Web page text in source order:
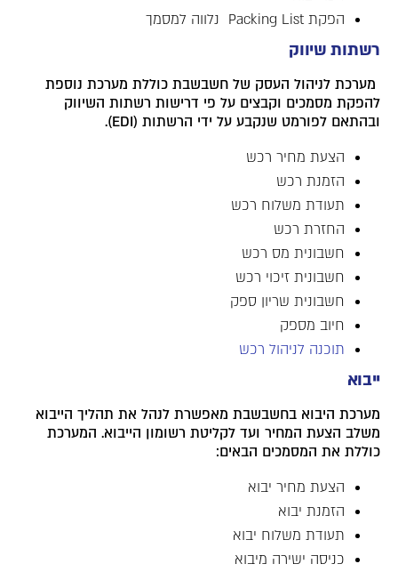
הפקת Packing List נלווה למסמך
רשתות שיווק
מערכת לניהול העסק של חשבשבת כוללת מערכת נוספת
להפקת מסמכים וקבצים על פי דרישות רשתות השיווק
ובהתאם לפורמט שנקבע על ידי הרשתות (EDI).
הצעת מחיר רכש
הזמנת רכש
תעודת משלוח רכש
החזרת רכש
חשבונית מס רכש
חשבונית זיכוי רכש
חשבונית שריון ספק
חיוב מספק
תוכנה לניהול רכש
ייבוא
מערכת היבוא בחשבשבת מאפשרת לנהל את תהליך הייבוא
משלב הצעת המחיר ועד לקליטת רשומון הייבוא. המערכת
כוללת את המסמכים הבאים:
הצעת מחיר יבוא
הזמנת יבוא
תעודת משלוח יבוא
כניסה ישירה מיבוא